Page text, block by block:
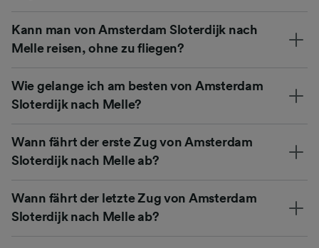
Kann man von Amsterdam Sloterdijk nach
Melle reisen, ohne zu fliegen?
Wie gelange ich am besten von Amsterdam
Sloterdijk nach Melle?
Wann fährt der erste Zug von Amsterdam
Sloterdijk nach Melle ab?
Wann fährt der letzte Zug von Amsterdam
Sloterdijk nach Melle ab?